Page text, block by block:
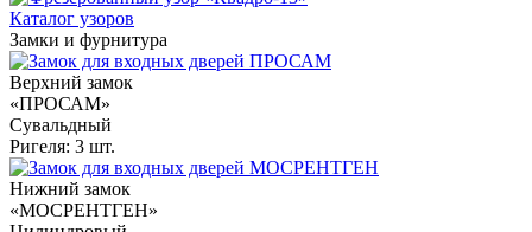
Каталог узоров
Замки и фурнитура
Верхний замок
«ПРОСАМ»
Сувальдный
Ригеля: 3 шт.
Нижний замок
«МОСРЕНТГЕН»